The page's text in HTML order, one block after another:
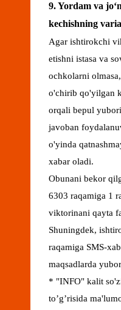
9. Yordam va
kechishning
Agar ishtirokchi
etishni istasa va
ochkolarni
o'chirib qo'yilgan
orqali bepul
javoban
o'yinda
xabar oladi.
Obunani bekor
6303 raqamiga 1
viktorinani qayta
Shuningdek,
raqamiga SMS-
maqsadlarda
* "INFO" kalit
to’g’risida